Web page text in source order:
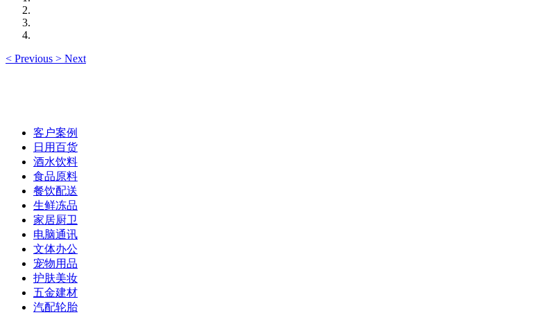
< Previous > Next
客户案例
日用百货
酒水饮料
食品原料
餐饮配送
生鲜冻品
家居厨卫
电脑通讯
文体办公
宠物用品
护肤美妆
五金建材
汽配轮胎